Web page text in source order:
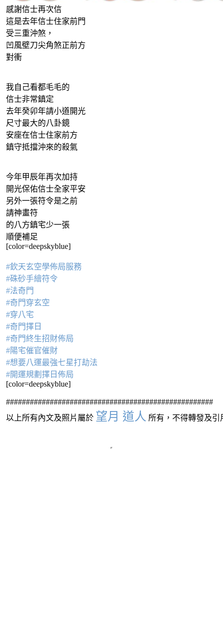
感謝信士再次信
這是去年信士住家前門
受三重沖煞，
凹風壁刀尖角煞正前方
對衝
我自己看都毛毛的
信士非常鎮定
去年癸卯年請小道開光
尺寸最大的八卦鏡
安座在信士住家前方
鎮守抵擋沖來的殺氣
今年甲辰年再次加持
開光保佑信士全家平安
另外一張符令是之前
請神畫符
的八方鎮宅少一張
順便補足
[color=deepskyblue]
#欽天玄空學佈局服務
#硃砂手繪符令
#法奇門
#奇門穿玄空
#穿八宅
#奇門擇日
#奇門終生招財佈局
#陽宅催官催財
#想要八運最強七星打劫法
#開運規劃擇日佈局
[color=deepskyblue]
####################################################
以上所有內文及照片屬於 望月 道人 所有，不得轉發及引